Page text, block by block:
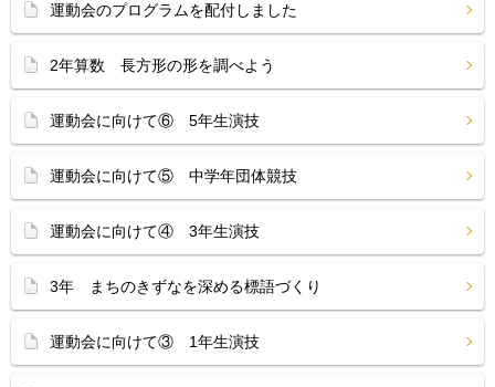
運動会のプログラムを配付しました
2年算数 長方形の形を調べよう
運動会に向けて⑥ 5年生演技
運動会に向けて⑤ 中学年団体競技
運動会に向けて④ 3年生演技
3年 まちのきずなを深める標語づくり
運動会に向けて③ 1年生演技